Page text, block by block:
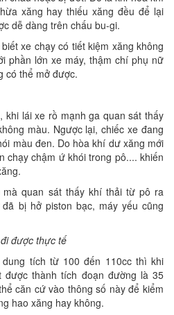
xăng hay thiếu xăng đều để lại
dễ dàng trên chấu bu-gi.
xe chạy có tiết kiệm xăng không
phần lớn xe máy, thậm chí phụ nữ
có thể mở được.
khi lái xe rồ mạnh ga quan sát thấy
màu. Ngược lại, chiếc xe đang
màu đen. Do hòa khí dư xăng mới
chạy chậm ứ khói trong pô.... khiến
quan sát thấy khí thải từ pô ra
bị hở piston bạc, máy yếu cũng
được thực tế
tích từ 100 đến 110cc thì khi
được thành tích đoạn đường là 35
căn cứ vào thông số này để kiểm
hao xăng hay không.